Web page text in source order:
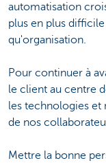
automatisation
plus en plus
qu'organisation.
Pour continuer à
le client au centre
les technologies et
de nos
Mettre la bonne